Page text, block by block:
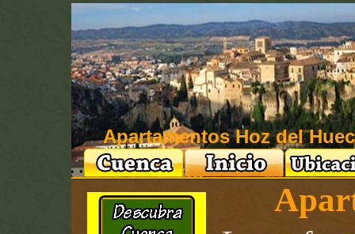
Apartamentos Hoz del